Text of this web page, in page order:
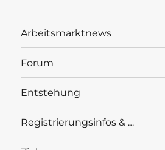
Arbeitsmarktnews
Forum
Entstehung
Registrierungsinfos & …